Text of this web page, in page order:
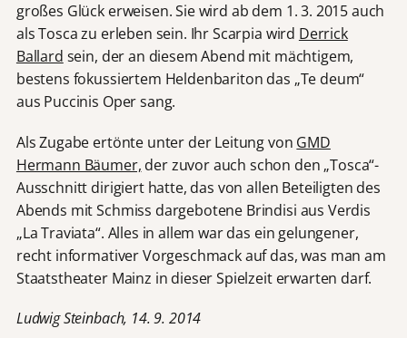
großes Glück erweisen. Sie wird ab dem 1. 3. 2015 auch
als Tosca zu erleben sein. Ihr Scarpia wird Derrick
Ballard sein, der an diesem Abend mit mächtigem,
bestens fokussiertem Heldenbariton das „Te deum“
aus Puccinis Oper sang.
Als Zugabe ertönte unter der Leitung von GMD
Hermann Bäumer, der zuvor auch schon den „Tosca“-
Ausschnitt dirigiert hatte, das von allen Beteiligten des
Abends mit Schmiss dargebotene Brindisi aus Verdis
„La Traviata“. Alles in allem war das ein gelungener,
recht informativer Vorgeschmack auf das, was man am
Staatstheater Mainz in dieser Spielzeit erwarten darf.
Ludwig Steinbach, 14. 9. 2014